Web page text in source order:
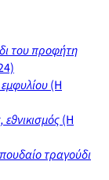
του προφήτη
(Η
(Η
τραγούδι